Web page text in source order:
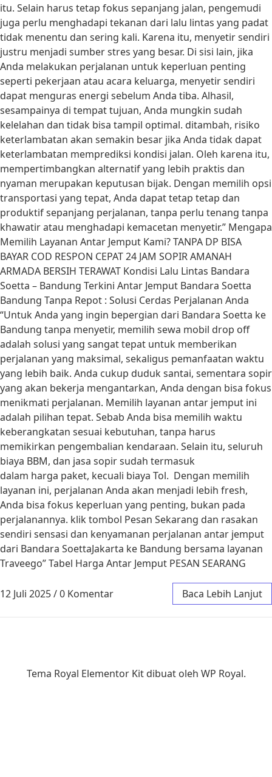
itu. Selain harus tetap fokus sepanjang jalan, pengemudi
juga perlu menghadapi tekanan dari lalu lintas yang padat
tidak menentu dan sering kali. Karena itu, menyetir sendiri
justru menjadi sumber stres yang besar. Di sisi lain, jika
Anda melakukan perjalanan untuk keperluan penting
seperti pekerjaan atau acara keluarga, menyetir sendiri
dapat menguras energi sebelum Anda tiba. Alhasil,
sesampainya di tempat tujuan, Anda mungkin sudah
kelelahan dan tidak bisa tampil optimal. ditambah, risiko
keterlambatan akan semakin besar jika Anda tidak dapat
keterlambatan memprediksi kondisi jalan. Oleh karena itu,
mempertimbangkan alternatif yang lebih praktis dan
nyaman merupakan keputusan bijak. Dengan memilih opsi
transportasi yang tepat, Anda dapat tetap tetap dan
produktif sepanjang perjalanan, tanpa perlu tenang tanpa
khawatir atau menghadapi kemacetan menyetir.” Mengapa
Memilih Layanan Antar Jemput Kami? TANPA DP BISA
BAYAR COD RESPON CEPAT 24 JAM SOPIR AMANAH
ARMADA BERSIH TERAWAT Kondisi Lalu Lintas Bandara
Soetta – Bandung Terkini Antar Jemput Bandara Soetta
Bandung Tanpa Repot : Solusi Cerdas Perjalanan Anda
“Untuk Anda yang ingin bepergian dari Bandara Soetta ke
Bandung tanpa menyetir, memilih sewa mobil drop off
adalah solusi yang sangat tepat untuk memberikan
perjalanan yang maksimal, sekaligus pemanfaatan waktu
yang lebih baik. Anda cukup duduk santai, sementara sopir
yang akan bekerja mengantarkan, Anda dengan bisa fokus
menikmati perjalanan. Memilih layanan antar jemput ini
adalah pilihan tepat. Sebab Anda bisa memilih waktu
keberangkatan sesuai kebutuhan, tanpa harus
memikirkan pengembalian kendaraan. Selain itu, seluruh
biaya BBM, dan jasa sopir sudah termasuk
dalam harga paket, kecuali biaya Tol. Dengan memilih
layanan ini, perjalanan Anda akan menjadi lebih fresh,
Anda bisa fokus keperluan yang penting, bukan pada
perjalanannya. klik tombol Pesan Sekarang dan rasakan
sendiri sensasi dan kenyamanan perjalanan antar jemput
dari Bandara SoettaJakarta ke Bandung bersama layanan
Traveego” Tabel Harga Antar Jemput PESAN SEARANG
12 Juli 2025/0 Komentar Baca Lebih Lanjut
Tema Royal Elementor Kit dibuat oleh WP Royal.